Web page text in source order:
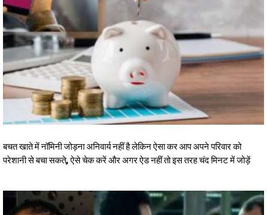
बचत खाते में नॉमिनी जोड़ना अनिवार्य नहीं है लेकिन ऐसा कर आप अपने परिवार को
परेशानी से बचा सकते, ऐसे चेक करें और अगर ऐड नहीं तो इस तरह चंद मिनट में जोड़ें